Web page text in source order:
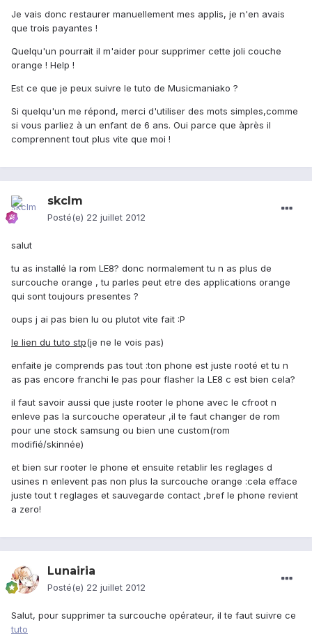
Je vais donc restaurer manuellement mes applis, je n'en avais
que trois payantes !
Quelqu'un pourrait il m'aider pour supprimer cette joli couche
orange ! Help !
Est ce que je peux suivre le tuto de Musicmaniako ?
Si quelqu'un me répond, merci d'utiliser des mots simples,comme
si vous parliez à un enfant de 6 ans. Oui parce que àprès il
comprennent tout plus vite que moi !
skclm
Posté(e) 22 juillet 2012
salut
tu as installé la rom LE8? donc normalement tu n as plus de
surcouche orange , tu parles peut etre des applications orange
qui sont toujours presentes ?
oups j ai pas bien lu ou plutot vite fait :P
le lien du tuto stp(je ne le vois pas)
enfaite je comprends pas tout :ton phone est juste rooté et tu n
as pas encore franchi le pas pour flasher la LE8 c est bien cela?
il faut savoir aussi que juste rooter le phone avec le cfroot n
enleve pas la surcouche operateur ,il te faut changer de rom
pour une stock samsung ou bien une custom(rom
modifié/skinnée)
et bien sur rooter le phone et ensuite retablir les reglages d
usines n enlevent pas non plus la surcouche orange :cela efface
juste tout t reglages et sauvegarde contact ,bref le phone revient
a zero!
Lunairia
Posté(e) 22 juillet 2012
Salut, pour supprimer ta surcouche opérateur, il te faut suivre ce
tuto